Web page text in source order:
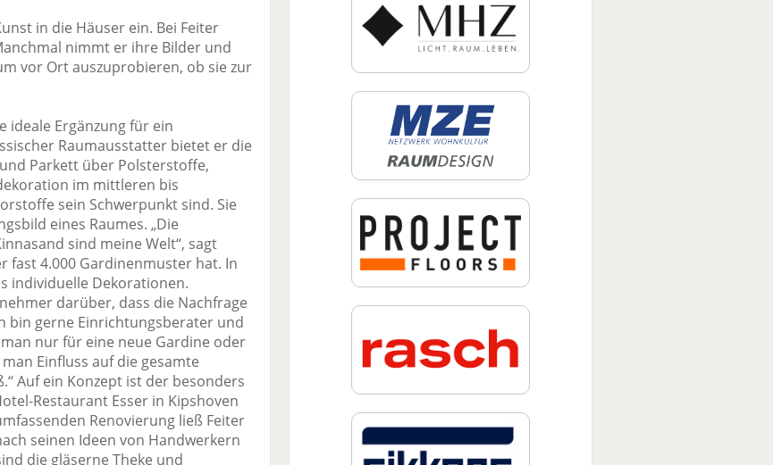
in die Häuser ein. Bei Feiter
nimmt er ihre Bilder und
vor Ort auszuprobieren, ob sie zur
ideale Ergänzung für ein
Raumausstatter bietet er die
Parkett über Polsterstoffe,
im mittleren bis
sein Schwerpunkt sind. Sie
eines Raumes. „Die
sind meine Welt“, sagt
fast 4.000 Gardinenmuster hat. In
individuelle Dekorationen.
darüber, dass die Nachfrage
bin gerne Einrichtungsberater und
nur für eine neue Gardine oder
Einfluss auf die gesamte
Auf ein Konzept ist der besonders
Restaurant Esser in Kipshoven
Renovierung ließ Feiter
seinen Ideen von Handwerkern
die gläserne Theke und